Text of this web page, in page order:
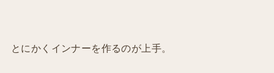
とにかくインナーを作るのが上手。